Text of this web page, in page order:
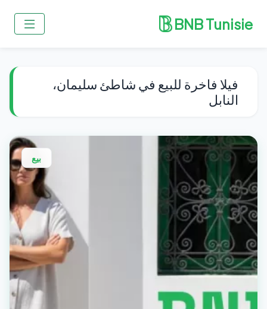
BNB Tunisie
فيلا فاخرة للبيع في شاطئ سليمان،
النابل
بيع